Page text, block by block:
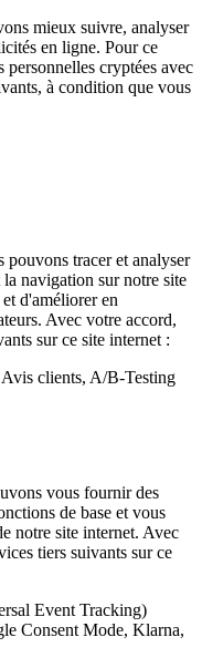
mieux suivre, analyser
en ligne. Pour ce
personnelles cryptées avec
à condition que vous
pouvons tracer et analyser
navigation sur notre site
d'améliorer en
Avec votre accord,
sur ce site internet :
clients, A/B-Testing
vous fournir des
de base et vous
notre site internet. Avec
tiers suivants sur ce
Event Tracking)
Consent Mode, Klarna,